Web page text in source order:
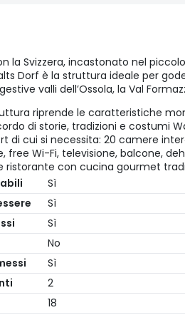
la Svizzera, incastonato nel
Dorf è la struttura ideale per
valli dell’Ossola, la Val
riprende le caratteristiche
di storie, tradizioni e costumi
di cui si necessita: 20 camere
free Wi-Fi, televisione, balcone,
ristorante con cucina gourmet
Sì
Sì
Sì
No
Sì
2
18